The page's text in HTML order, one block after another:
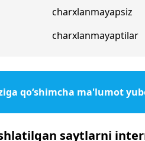
charxlanmayapsiz
charxlanmayaptilar
qo‘shimcha ma'lumot
saytlarni